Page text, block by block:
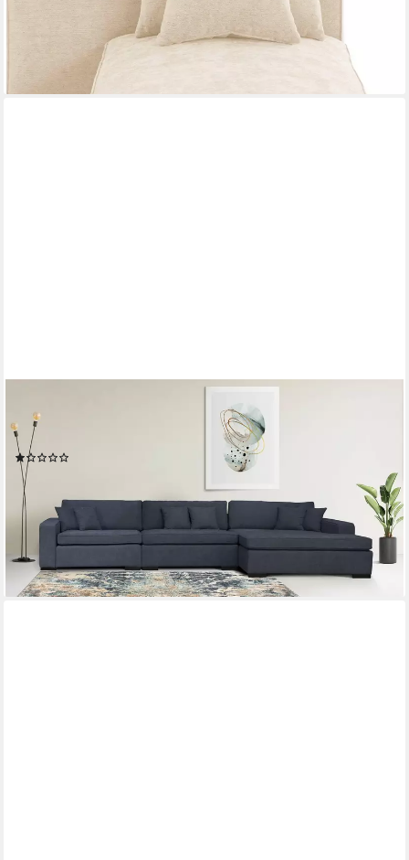
lieferbar in 6 Wochen
Ottomane Skara L-Form, Lounge-Sofa mit Federkernpolsterung,
in vielen Bezugsvarianten
1.749,99 €
-26%
lieferbar in 6 Wochen
+4